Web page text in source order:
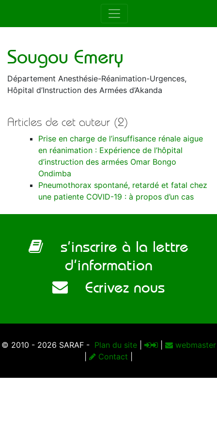
Auteur de la RAMUR
Sougou Emery
Département Anesthésie-Réanimation-Urgences,
Hôpital d’Instruction des Armées d’Akanda
Articles de cet auteur (2)
Prise en charge de l’insuffisance rénale aigue
en réanimation : Expérience de l’hôpital
d’instruction des armées Omar Bongo
Ondimba
Pneumothorax spontané, retardé et fatal chez
une patiente COVID-19 : à propos d’un cas
s’inscrire à la lettre
d’information
Ecrivez nous
© 2010 - 2026 SARAF - Plan du site|
webmaster
Contact